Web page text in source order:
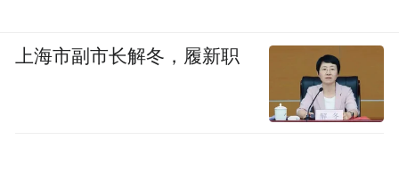
上海市副市长解冬，履新职